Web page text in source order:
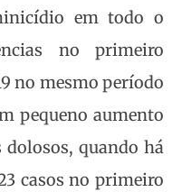
em todo o
no primeiro
no mesmo período
pequeno aumento
quando há
casos no primeiro